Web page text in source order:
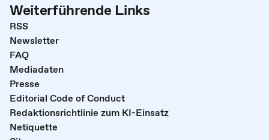
Weiterführende Links
RSS
Newsletter
FAQ
Mediadaten
Presse
Editorial Code of Conduct
Redaktionsrichtlinie zum KI-Einsatz
Netiquette